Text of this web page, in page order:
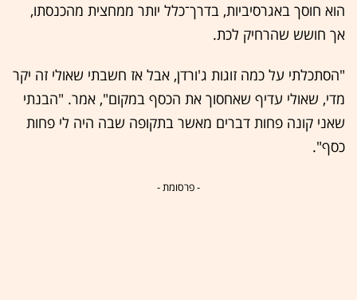
הוא חוסך באגרסיביות, בדרך־כלל יותר ממחצית מהכנסתו,
אך חושש שהרחיק לכת.
"הסתכלתי על כמה זוגות ג'ורדן, אבל אז חשבתי שאולי זה יקר
מדי, שאולי עדיף שאחסוך את הכסף במקום", אמר. "הבנתי
שאני קונה פחות דברים מאשר בתקופה שבה היה לי פחות
כסף".
- פרסומת -